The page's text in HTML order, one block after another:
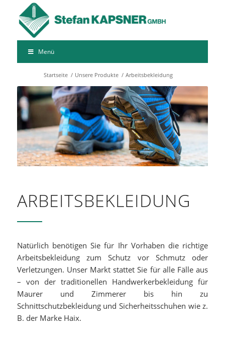
Menü
Startseite / Unsere Produkte / Arbeitsbekleidung
ARBEITSBEKLEIDUNG
Natürlich benötigen Sie für Ihr Vorhaben die richtige
Arbeitsbekleidung zum Schutz vor Schmutz oder
Verletzungen. Unser Markt stattet Sie für alle Fälle aus
– von der traditionellen Handwerkerbekleidung für
Maurer und Zimmerer bis hin zu
Schnittschutzbekleidung und Sicherheitsschuhen wie z.
B. der Marke Haix.